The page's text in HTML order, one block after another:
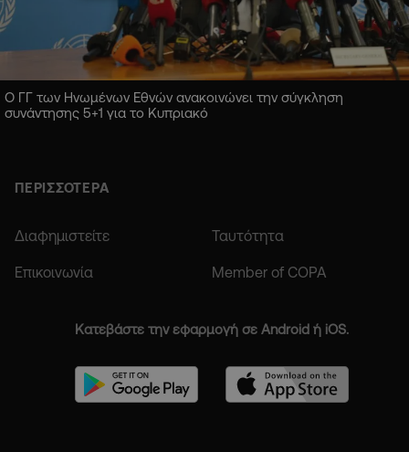
Ο ΓΓ των Ηνωμένων Εθνών ανακοινώνει την σύγκληση
συνάντησης 5+1 για το Κυπριακό
ΠΕΡΙΣΣΟΤΕΡΑ
Διαφημιστείτε Ταυτότητα
Επικοινωνία Member of COPA
Κατεβάστε την εφαρμογή σε Android ή iOS.